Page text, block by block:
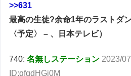
>>631
最高の生徒?余命1年のラストダ
〈予定〉 – 、日本テレビ）
740:名無しステーション 2023/
ID:qfqdHGi0M